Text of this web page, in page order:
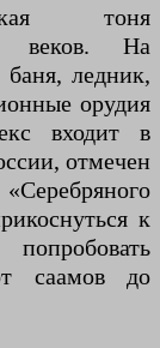
тоня
веков. На
ледник,
орудия
входит в
отмечен
к
саамов до